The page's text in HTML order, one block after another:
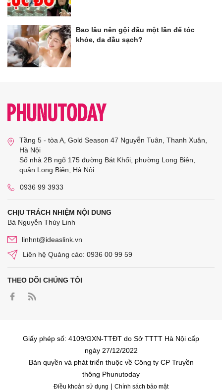
Bao lâu nên gội đầu một lần để tóc
khỏe, da đầu sạch?
Tầng 5 - tòa A, Gold Season 47 Nguyễn Tuân, Thanh Xuân,
Hà Nội
Số nhà 2B ngõ 175 đường Bát Khối, phường Long Biên,
quận Long Biên, Hà Nội
0936 99 3933
CHỊU TRÁCH NHIỆM NỘI DUNG
Bà Nguyễn Thùy Linh
linhnt@ideaslink.vn
Liên hệ Quảng cáo: 0936 00 99 59
THEO DÕI CHÚNG TÔI
Giấy phép số: 4109/GXN-TTĐT do Sở TTTT Hà Nội cấp
ngày 27/12/2022
Bản quyền và phát triển thuộc về Công ty CP Truyền
thông Phunutoday
Điều khoản sử dụng | Chính sách bảo mật